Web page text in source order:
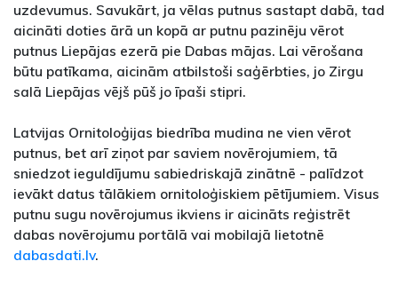
uzdevumus. Savukārt, ja vēlas putnus sastapt dabā, tad
aicināti doties ārā un kopā ar putnu pazinēju vērot
putnus Liepājas ezerā pie Dabas mājas. Lai vērošana
būtu patīkama, aicinām atbilstoši saģērbties, jo Zirgu
salā Liepājas vējš pūš jo īpaši stipri.
Latvijas Ornitoloģijas biedrība mudina ne vien vērot
putnus, bet arī ziņot par saviem novērojumiem, tā
sniedzot ieguldījumu sabiedriskajā zinātnē - palīdzot
ievākt datus tālākiem ornitoloģiskiem pētījumiem. Visus
putnu sugu novērojumus ikviens ir aicināts reģistrēt
dabas novērojumu portālā vai mobilajā lietotnē
dabasdati.lv.